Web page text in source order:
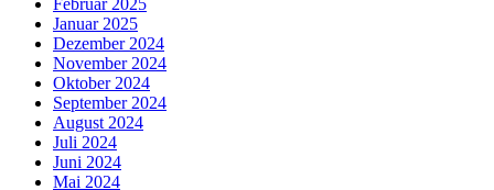
Januar 2025
Dezember 2024
November 2024
Oktober 2024
September 2024
August 2024
Juli 2024
Juni 2024
Mai 2024